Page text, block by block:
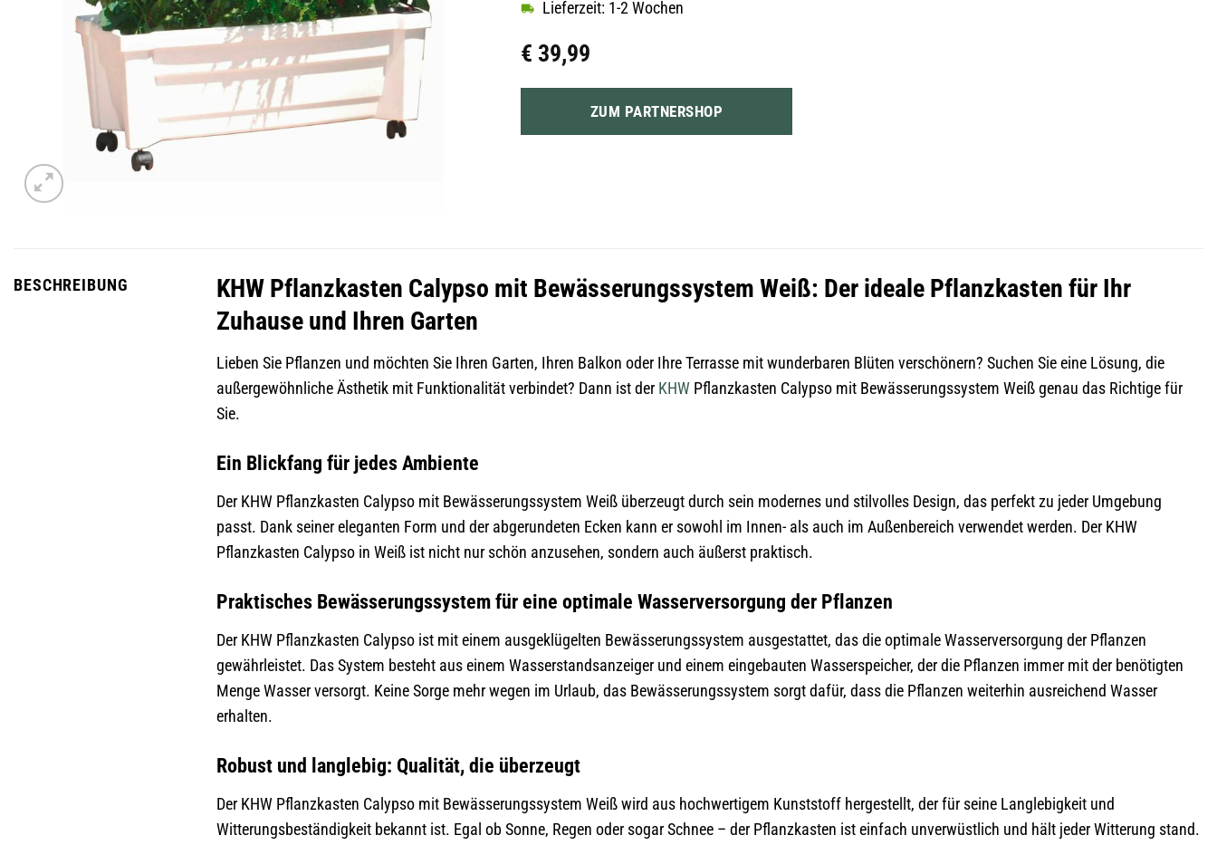
€ 39,99
Lieferzeit: 1-2 Wochen
ZUM PARTNERSHOP
BESCHREIBUNG
KHW Pflanzkasten Calypso mit Bewässerungssystem Weiß: Der ideale Pflanzkasten für Ihr
Zuhause und Ihren Garten
Lieben Sie Pflanzen und möchten Sie Ihren Garten, Ihren Balkon oder Ihre Terrasse mit wunderbaren Blüten verschönern? Suchen Sie eine Lösung, die
außergewöhnliche Ästhetik mit Funktionalität verbindet? Dann ist der KHW Pflanzkasten Calypso mit Bewässerungssystem Weiß genau das Richtige für
Sie.
Ein Blickfang für jedes Ambiente
Der KHW Pflanzkasten Calypso mit Bewässerungssystem Weiß überzeugt durch sein modernes und stilvolles Design, das perfekt zu jeder Umgebung
passt. Dank seiner eleganten Form und der abgerundeten Ecken kann er sowohl im Innen- als auch im Außenbereich verwendet werden. Der KHW
Pflanzkasten Calypso in Weiß ist nicht nur schön anzusehen, sondern auch äußerst praktisch.
Praktisches Bewässerungssystem für eine optimale Wasserversorgung der Pflanzen
Der KHW Pflanzkasten Calypso ist mit einem ausgeklügelten Bewässerungssystem ausgestattet, das die optimale Wasserversorgung der Pflanzen
gewährleistet. Das System besteht aus einem Wasserstandsanzeiger und einem eingebauten Wasserspeicher, der die Pflanzen immer mit der benötigten
Menge Wasser versorgt. Keine Sorge mehr wegen im Urlaub, das Bewässerungssystem sorgt dafür, dass die Pflanzen weiterhin ausreichend Wasser
erhalten.
Robust und langlebig: Qualität, die überzeugt
Der KHW Pflanzkasten Calypso mit Bewässerungssystem Weiß wird aus hochwertigem Kunststoff hergestellt, der für seine Langlebigkeit und
Witterungsbeständigkeit bekannt ist. Egal ob Sonne, Regen oder sogar Schnee – der Pflanzkasten ist einfach unverwüstlich und hält jeder Witterung stand.